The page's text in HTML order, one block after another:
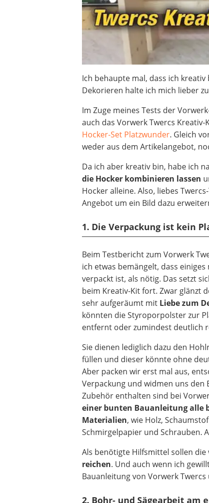
Elektrische Pfeffermühle
Ferngesteuertes Auto
Beheizbare Handschuhe
Ich behaupte mal, dass ich
Dekorieren halte ich mich lieber
Im Zuge meines Tests der
auch das Vorwerk Twercs
Hocker-Set Platzwunder. Gleich
weder aus dem Artikelangebot,
Da ich aber kreativ bin, habe ich
die Hocker kombinieren lassen
Hocker alleine. Also, liebes
Angebot um ein Bild dazu
1. Die Verpackung ist kein
Beim Testbericht zum Vorwerk
ich etwas bemängelt, dass
verpackt ist, als nötig. Das setzt
beim Kreativ-Kit fort. Zwar glänzt
sehr aufgeräumt mit Liebe zum
könnten die Styroporpolster zur
entfernt oder zumindest deutlich
Sie dienen lediglich dazu den
füllen und dieser könnte ohne
Aber packen wir erst mal aus,
Verpackung und widmen uns den
Zubehör enthalten sind bei
einer bunten Bauanleitung alle
Materialien, wie Holz,
Schmirgelpapier und Schrauben.
Als benötigte Hilfsmittel sollen die
reichen. Und auch wenn ich
Bauanleitung von Vorwerk
2. Bohr- und Sägearbeit am